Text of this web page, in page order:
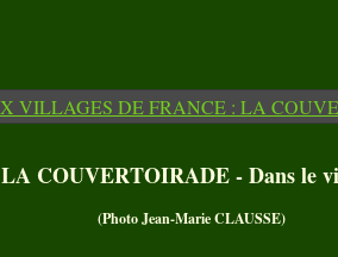
LA COUVERTOIRADE - Dans le
(Photo Jean-Marie CLAUSSE)